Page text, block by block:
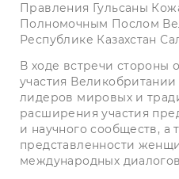
Правления Гульсаны
Полномочным Послом
Республике Казахстан
В ходе встречи стороны
участия
лидеров мировых и
расширения участия
и научного сообществ,
представленности
международных